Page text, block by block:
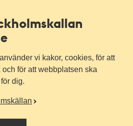
vi kakor, cookies, för att
för att webbplatsen ska
dig.